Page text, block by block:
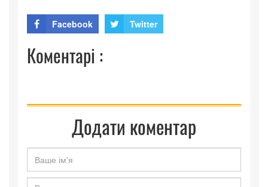
Facebook Twitter
Коментарі :
Додати коментар